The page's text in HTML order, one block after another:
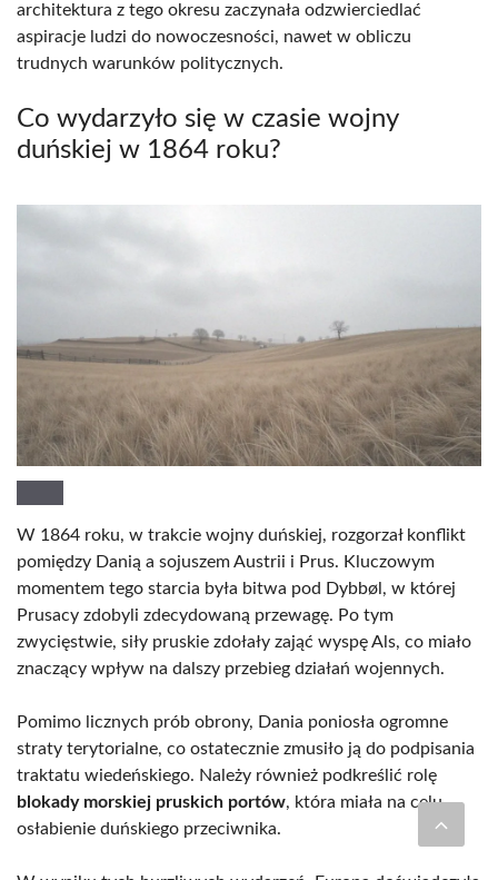
architektura z tego okresu zaczynała odzwierciedlać
aspiracje ludzi do nowoczesności, nawet w obliczu
trudnych warunków politycznych.
Co wydarzyło się w czasie wojny
duńskiej w 1864 roku?
W 1864 roku, w trakcie wojny duńskiej, rozgorzał konflikt
pomiędzy Danią a sojuszem Austrii i Prus. Kluczowym
momentem tego starcia była bitwa pod Dybbøl, w której
Prusacy zdobyli zdecydowaną przewagę. Po tym
zwycięstwie, siły pruskie zdołały zająć wyspę Als, co miało
znaczący wpływ na dalszy przebieg działań wojennych.
Pomimo licznych prób obrony, Dania poniosła ogromne
straty terytorialne, co ostatecznie zmusiło ją do podpisania
traktatu wiedeńskiego. Należy również podkreślić rolę
blokady morskiej pruskich portów, która miała na celu
osłabienie duńskiego przeciwnika.